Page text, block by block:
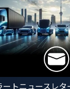
ートニュースレタ
UWBは様々な産
その用途をより
業とその活用方
は車両の開錠シ